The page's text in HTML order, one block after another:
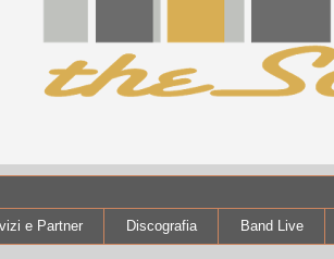
e Partner Discografia Band Live